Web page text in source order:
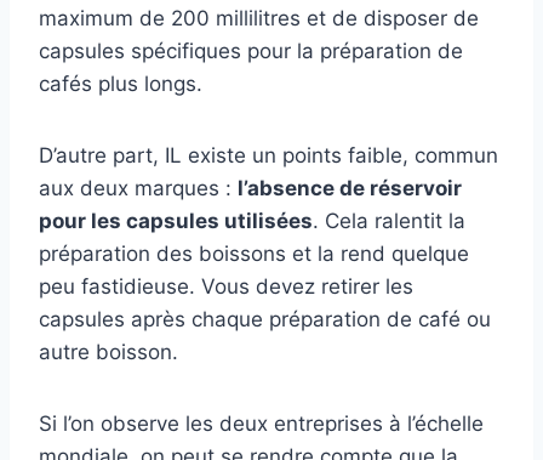
maximum de 200 millilitres et de disposer de
capsules spécifiques pour la préparation de
cafés plus longs.
D’autre part, IL existe un points faible, commun
aux deux marques : l’absence de réservoir
pour les capsules utilisées. Cela ralentit la
préparation des boissons et la rend quelque
peu fastidieuse. Vous devez retirer les
capsules après chaque préparation de café ou
autre boisson.
Si l’on observe les deux entreprises à l’échelle